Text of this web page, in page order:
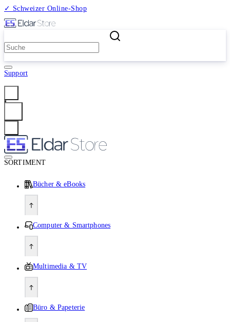
✓ Schweizer Online-Shop
Support
SORTIMENT
Bücher & eBooks
Computer & Smartphones
Multimedia & TV
Büro & Papeterie